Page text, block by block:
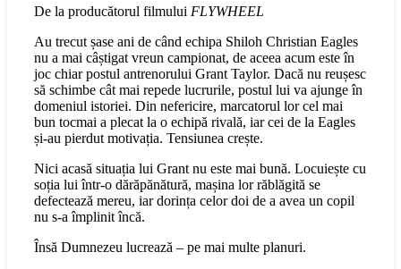
De la producătorul filmului FLYWHEEL
Au trecut șase ani de când echipa Shiloh Christian Eagles
nu a mai câștigat vreun campionat, de aceea acum este în
joc chiar postul antrenorului Grant Taylor. Dacă nu reușesc
să schimbe cât mai repede lucrurile, postul lui va ajunge în
domeniul istoriei. Din nefericire, marcatorul lor cel mai
bun tocmai a plecat la o echipă rivală, iar cei de la Eagles
și-au pierdut motivația. Tensiunea crește.
Nici acasă situația lui Grant nu este mai bună. Locuiește cu
soția lui într-o dărăpănătură, mașina lor răblăgită se
defectează mereu, iar dorința celor doi de a avea un copil
nu s-a împlinit încă.
Însă Dumnezeu lucrează – pe mai multe planuri.